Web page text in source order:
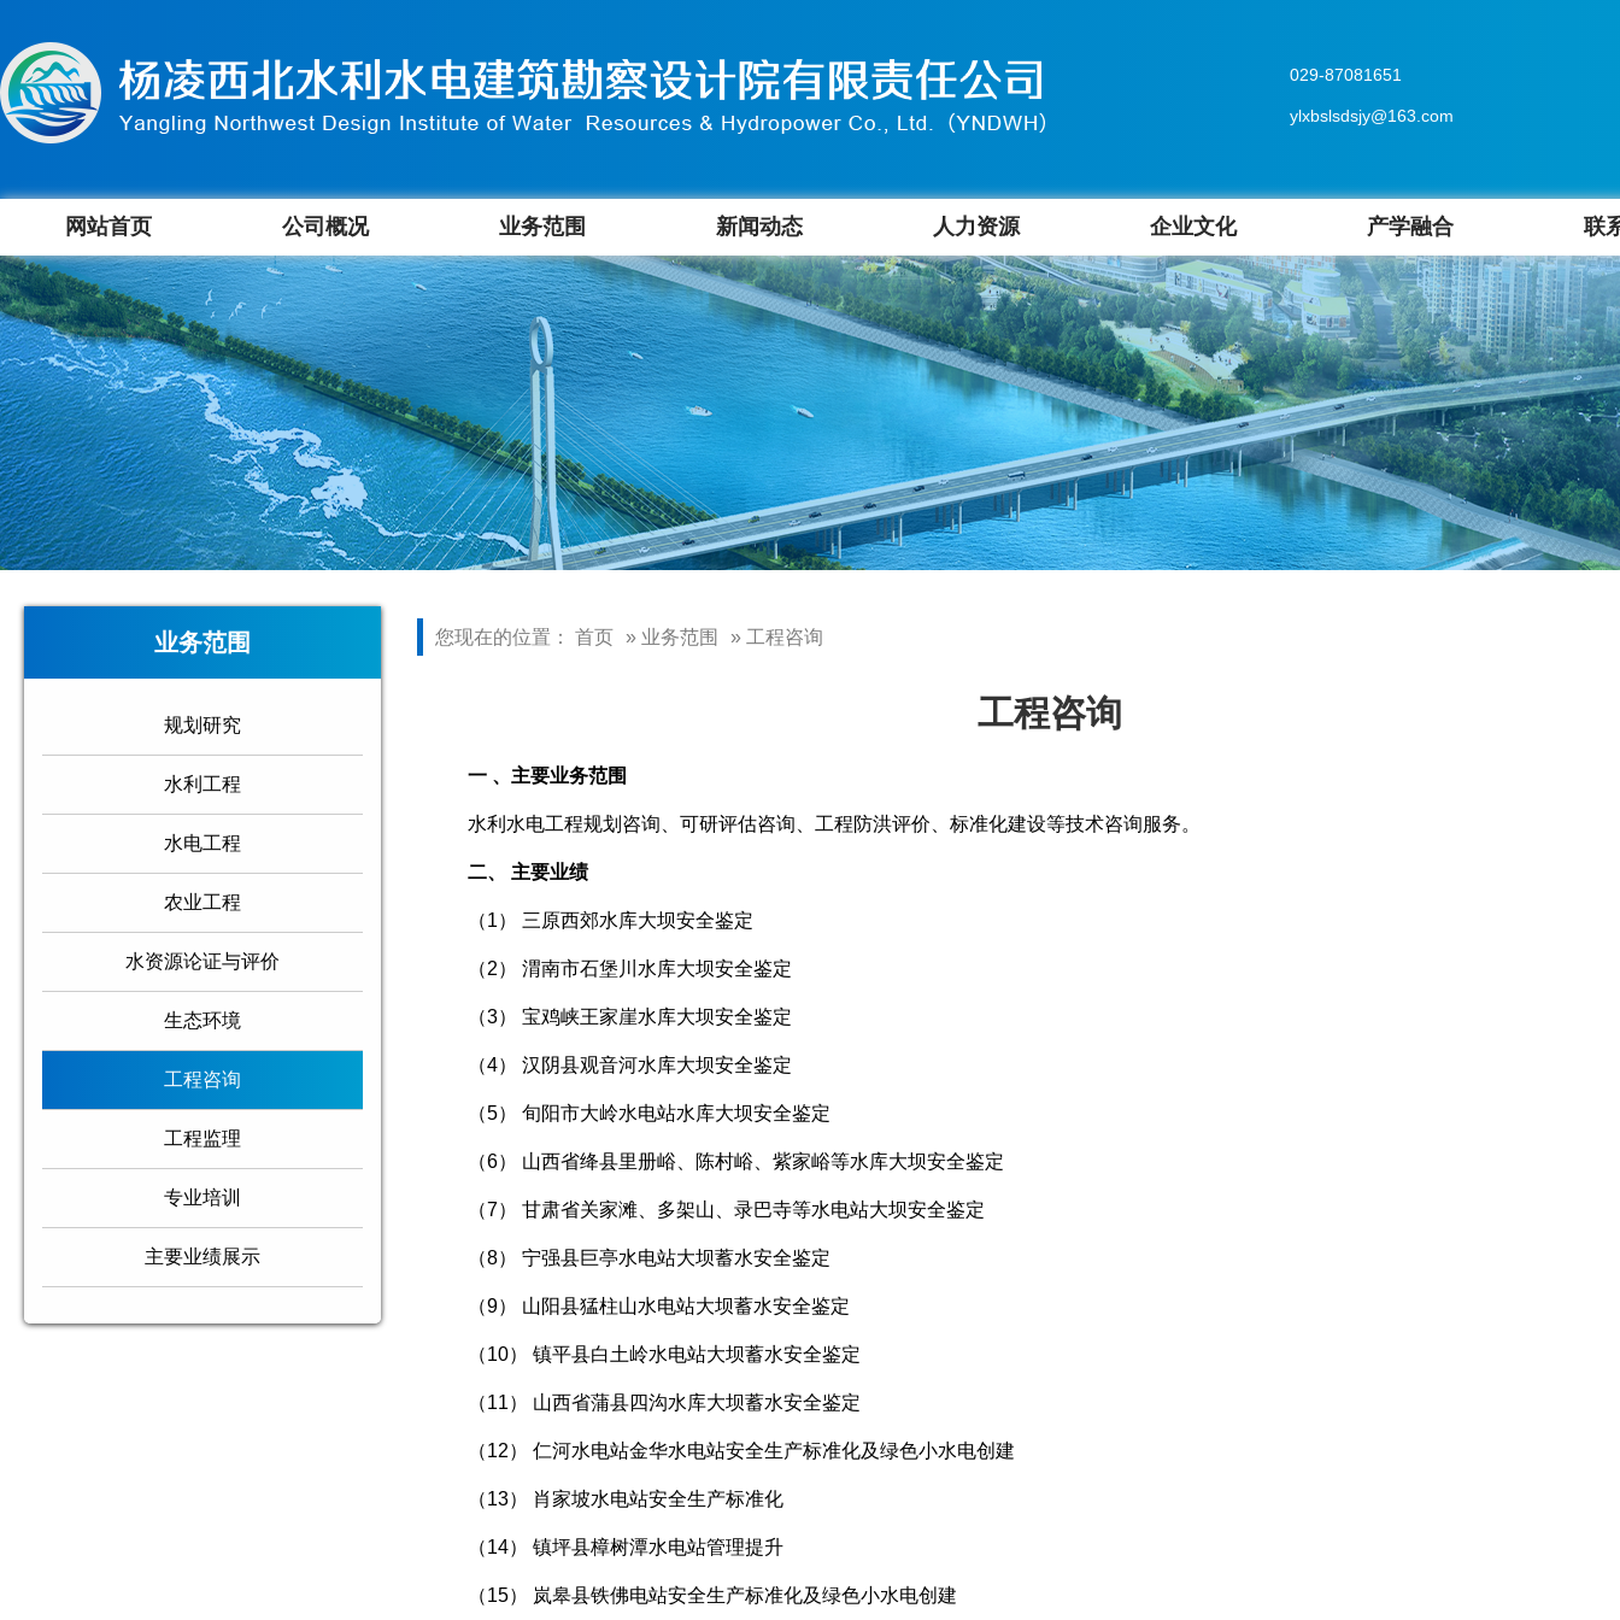
029-87081651
ylxbslsdsjy@163.com
网站首页 公司概况 业务范围 新闻动态 人力资源 企业文化 产学融合 联
业务范围
规划研究
水利工程
水电工程
农业工程
水资源论证与评价
生态环境
工程咨询
工程监理
专业培训
主要业绩展示
您现在的位置： 首页 » 业务范围 » 工程咨询
工程咨询
一 、主要业务范围
水利水电工程规划咨询、可研评估咨询、工程防洪评价、标准化建设等技术咨询服务。
二、 主要业绩
（1） 三原西郊水库大坝安全鉴定
（2） 渭南市石堡川水库大坝安全鉴定
（3） 宝鸡峡王家崖水库大坝安全鉴定
（4） 汉阴县观音河水库大坝安全鉴定
（5） 旬阳市大岭水电站水库大坝安全鉴定
（6） 山西省绛县里册峪、陈村峪、紫家峪等水库大坝安全鉴定
（7） 甘肃省关家滩、多架山、录巴寺等水电站大坝安全鉴定
（8） 宁强县巨亭水电站大坝蓄水安全鉴定
（9） 山阳县猛柱山水电站大坝蓄水安全鉴定
（10） 镇平县白土岭水电站大坝蓄水安全鉴定
（11） 山西省蒲县四沟水库大坝蓄水安全鉴定
（12） 仁河水电站金华水电站安全生产标准化及绿色小水电创建
（13） 肖家坡水电站安全生产标准化
（14） 镇坪县樟树潭水电站管理提升
（15） 岚皋县铁佛电站安全生产标准化及绿色小水电创建